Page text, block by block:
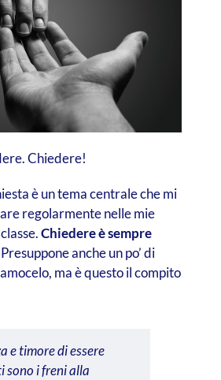
Chiedere!
è un tema centrale che mi
regolarmente nelle mie
Chiedere è sempre
anche un po’ di
ma è questo il compito
e timore di essere
sono i freni alla